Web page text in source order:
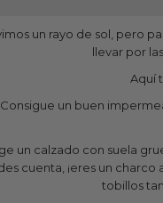
un rayo de sol, pero
llevar por
Aquí
Consigue un buen
un calzado con suela
cuenta, ¡eres un
tobillos